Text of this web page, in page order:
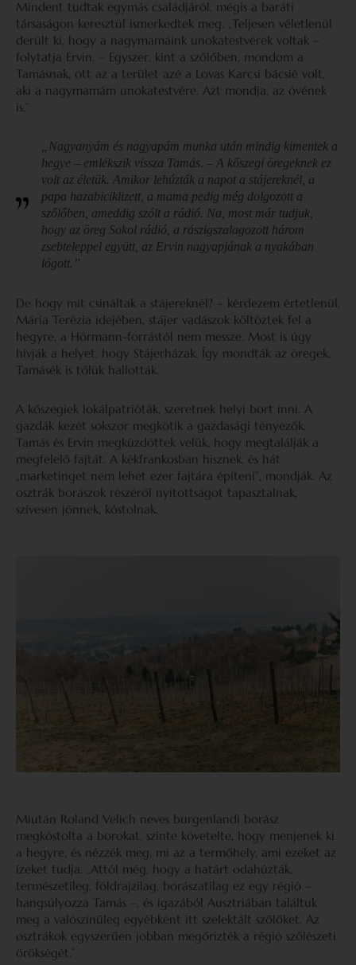
Mindent tudtak egymás családjáról, mégis a baráti
társaságon keresztül ismerkedtek meg. „Teljesen véletlenül
derült ki, hogy a nagymamáink unokatestvérek voltak –
folytatja Ervin. – Egyszer, kint a szőlőben, mondom a
Tamásnak, ott az a terület azé a Lovas Karcsi bácsié volt,
aki a nagymamám unokatestvére. Azt mondja, az övének
is.”
„Nagyanyám és nagyapám munka után mindig kimentek a
hegye – emlékszik vissza Tamás. – A kőszegi öregeknek ez
volt az életük. Amikor lehúzták a napot a stájereknél, a
papa hazabiciklizett, a mama pedig még dolgozott a
szőlőben, ameddig szólt a rádió. Na, most már tudjuk,
hogy az öreg Sokol rádió, a rászigszalagozott három
zsebteleppel együtt, az Ervin nagyapjának a nyakában
lógott.”
De hogy mit csináltak a stájereknél? – kérdezem értetlenül.
Mária Terézia idejében, stájer vadászok költöztek fel a
hegyre, a Hörmann-forrástól nem messze. Most is úgy
hívják a helyet, hogy Stájerházak. Így mondták az öregek,
Tamásék is tőlük hallották.
A kőszegiek lokálpatrióták, szeretnek helyi bort inni. A
gazdák kezét sokszor megkötik a gazdasági tényezők.
Tamás és Ervin megküzdöttek velük, hogy megtalálják a
megfelelő fajtát. A kékfrankosban hisznek, és hát
„marketinget nem lehet ezer fajtára építeni”, mondják. Az
osztrák borászok részéről nyitottságot tapasztalnak,
szívesen jönnek, kóstolnak.
Miután Roland Velich neves burgenlandi borász
megkóstolta a borokat, szinte követelte, hogy menjenek ki
a hegyre, és nézzék meg, mi az a termőhely, ami ezeket az
ízeket tudja. „Attól még, hogy a határt odahúzták,
természetileg, földrajzilag, borászatilag ez egy régió –
hangsúlyozza Tamás –, és igazából Ausztriában találtuk
meg a valószínűleg egyébként itt szelektált szőlőket. Az
osztrákok egyszerűen jobban megőrizték a régió szőlészeti
örökségét.”